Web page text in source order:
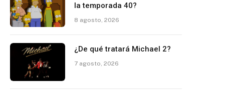
la temporada 40?
8 agosto, 2026
¿De qué tratará Michael 2?
7 agosto, 2026